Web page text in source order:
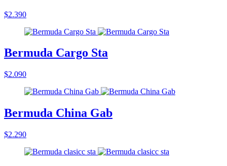
$2.390
Bermuda Cargo Sta
$2.090
Bermuda China Gab
$2.290